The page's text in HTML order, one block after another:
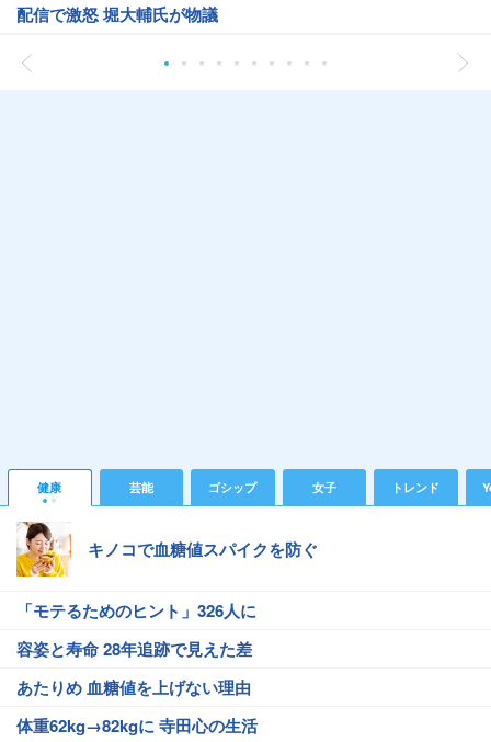
配信で激怒 堀大輔氏が物議
健康 芸能 ゴシップ 女子 トレンド
キノコで血糖値スパイクを防ぐ
「モテるためのヒント」326人に
容姿と寿命 28年追跡で見えた差
あたりめ 血糖値を上げない理由
体重62kg→82kgに 寺田心の生活